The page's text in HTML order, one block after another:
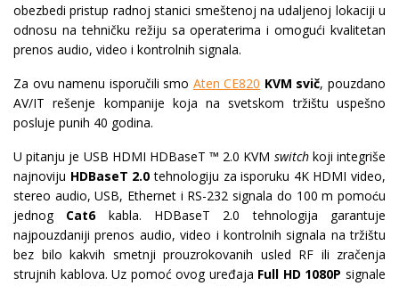
obezbedi pristup radnoj stanici smeštenoj na udaljenoj lokaciji u
odnosu na tehničku režiju sa operaterima i omogući kvalitetan
prenos audio, video i kontrolnih signala.
Za ovu namenu isporučili smo Aten CE820 KVM svič, pouzdano
AV/IT rešenje kompanije koja na svetskom tržištu uspešno
posluje punih 40 godina.
U pitanju je USB HDMI HDBaseT ™ 2.0 KVM switchkoji integriše
najnoviju HDBaseT 2.0 tehnologiju za isporuku 4K HDMI video,
stereo audio, USB, Ethernet i RS-232 signala do 100 m pomoću
jednog Cat6 kabla. HDBaseT 2.0 tehnologija garantuje
najpouzdaniji prenos audio, video i kontrolnih signala na tržištu
bez bilo kakvih smetnji prouzrokovanih usled RF ili zračenja
strujnih kablova. Uz pomoć ovog uređaja Full HD 1080P signale